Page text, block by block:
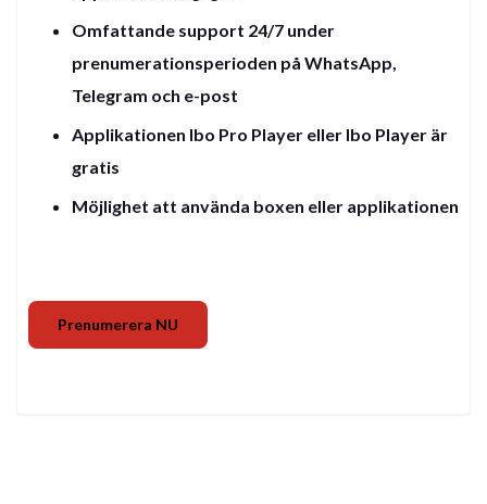
Omfattande support 24/7 under
prenumerationsperioden på WhatsApp,
Telegram och e-post
Applikationen Ibo Pro Player eller Ibo Player är
gratis
Möjlighet att använda boxen eller applikationen
Prenumerera NU